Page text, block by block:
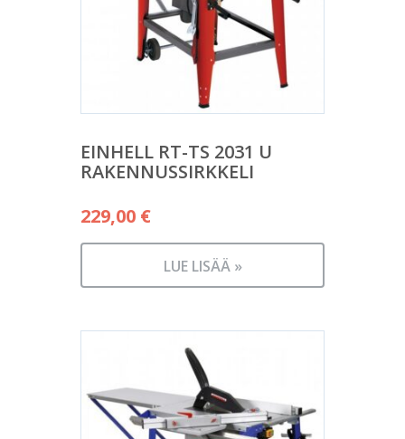
EINHELL RT-TS 2031 U
RAKENNUSSIRKKELI
229,00 €
LUE LISÄÄ »